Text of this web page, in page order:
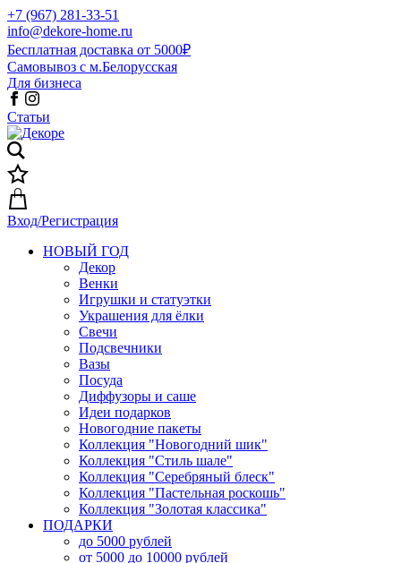
+7 (967) 281-33-51
info@dekore-home.ru
Бесплатная доставка от 5000₽
Самовывоз с м.Белорусская
Для бизнеса
Статьи
Вход/Регистрация
НОВЫЙ ГОД
Декор
Венки
Игрушки и статуэтки
Украшения для ёлки
Свечи
Подсвечники
Вазы
Посуда
Диффузоры и саше
Идеи подарков
Новогодние пакеты
Коллекция "Новогодний шик"
Коллекция "Стиль шале"
Коллекция "Серебряный блеск"
Коллекция "Пастельная роскошь"
Коллекция "Золотая классика"
ПОДАРКИ
до 5000 рублей
от 5000 до 10000 рублей